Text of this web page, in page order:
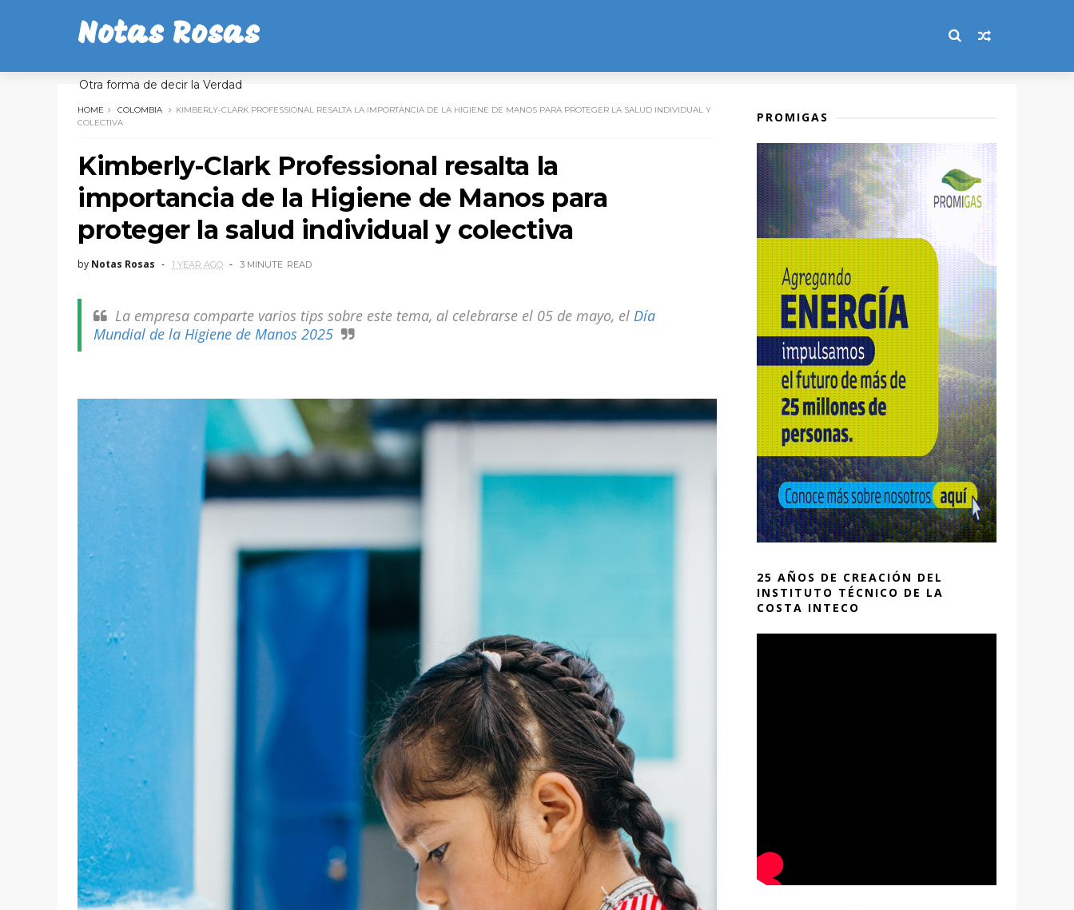
Notas Rosas
Otra forma de decir la Verdad
HOME COLOMBIA
KIMBERLY-CLARK PROFESSIONAL RESALTA LA IMPORTANCIA DE LA HIGIENE DE MANOS PARA PROTEGER LA SALUD INDIVIDUAL Y
COLECTIVA
Kimberly-Clark Professional resalta la
importancia de la Higiene de Manos para
proteger la salud individual y colectiva
by Notas Rosas 1 YEAR AGO 3 MINUTE READ
La empresa comparte varios tips sobre este tema, al celebrarse el 05 de mayo, el Día
Mundial de la Higiene de Manos 2025
PROMIGAS
25 AÑOS DE CREACIÓN DEL
INSTITUTO TÉCNICO DE LA
COSTA INTECO